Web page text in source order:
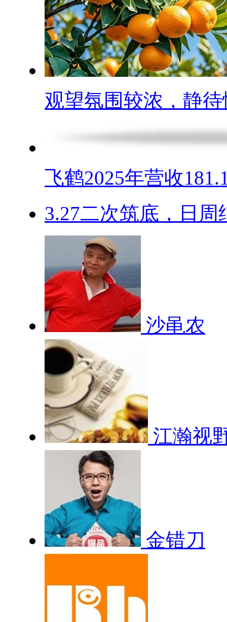
观望氛围较浓，静待
飞鹤2025年营收
3.27二次筑底，日
沙黾农
江瀚视
金错刀